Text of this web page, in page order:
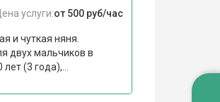
услуги:от 500 руб/час
и чуткая няня.
двух мальчиков в
(3 года),...